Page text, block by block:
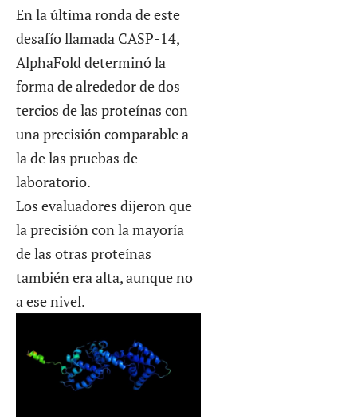
En la última ronda de este
desafío llamada CASP-14,
AlphaFold determinó la
forma de alrededor de dos
tercios de las proteínas con
una precisión comparable a
la de las pruebas de
laboratorio.
Los evaluadores dijeron que
la precisión con la mayoría
de las otras proteínas
también era alta, aunque no
a ese nivel.